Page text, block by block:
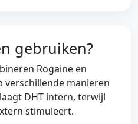
gebruiken?
Rogaine en
verschillende manieren
DHT intern, terwijl
stimuleert.